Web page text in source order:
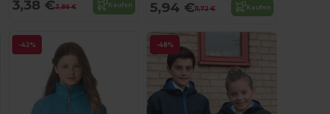
3,38 €3,86 € Kaufen 5,94 €11,72 € Kaufen
-42% -48%